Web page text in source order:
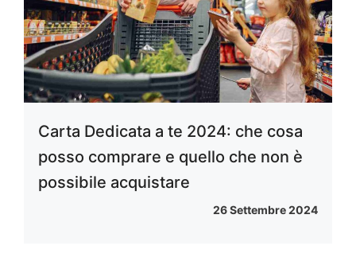
Carta Dedicata a te 2024: che cosa
posso comprare e quello che non è
possibile acquistare
26 Settembre 2024